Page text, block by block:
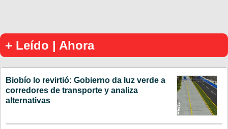
+ Leído | Ahora
Biobío lo revirtió: Gobierno da luz verde a
corredores de transporte y analiza
alternativas